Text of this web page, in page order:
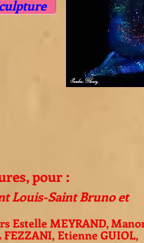
pour :
Louis-Saint Bruno et
Estelle MEYRAND,
Etienne GUIOL,